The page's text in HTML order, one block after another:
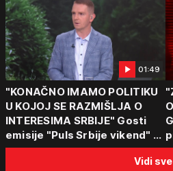
01:49
"KONAČNO IMAMO POLITIKU
U KOJOJ SE RAZMIŠLJA O
INTERESIMA SRBIJE" Gosti
emisije "Puls Srbije vikend" o
poseti Zelenskog Beogradu:
"Otvaraju se nova vrata"Vidi sve